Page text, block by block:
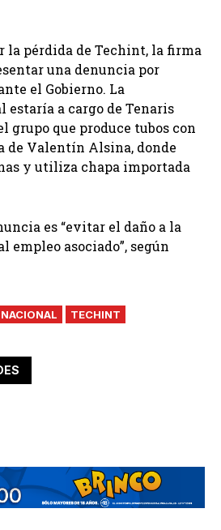
la pérdida de Techint, la firma
una denuncia por
el Gobierno. La
estaría a cargo de Tenaris
grupo que produce tubos con
de Valentín Alsina, donde
y utiliza chapa importada
es “evitar el daño a la
empleo asociado”, según
NACIONAL TECHINT